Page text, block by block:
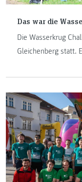
Das war die
Die Wasserkrug
Gleichenberg statt.
konzipiert wird. Der
Netzwerk GmbH